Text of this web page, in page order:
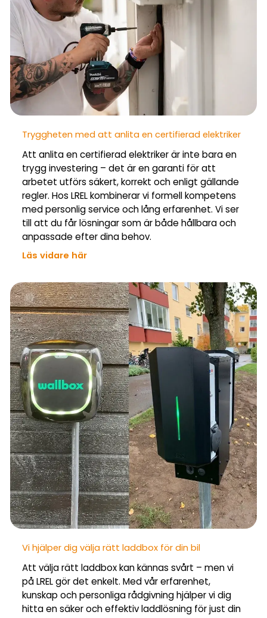
Tryggheten med att anlita en certifierad elektriker
Att anlita en certifierad elektriker är inte bara en
trygg investering – det är en garanti för att
arbetet utförs säkert, korrekt och enligt gällande
regler. Hos LREL kombinerar vi formell kompetens
med personlig service och lång erfarenhet. Vi ser
till att du får lösningar som är både hållbara och
anpassade efter dina behov.
Läs vidare här
Vi hjälper dig välja rätt laddbox för din bil
Att välja rätt laddbox kan kännas svårt – men vi
på LREL gör det enkelt. Med vår erfarenhet,
kunskap och personliga rådgivning hjälper vi dig
hitta en säker och effektiv laddlösning för just din